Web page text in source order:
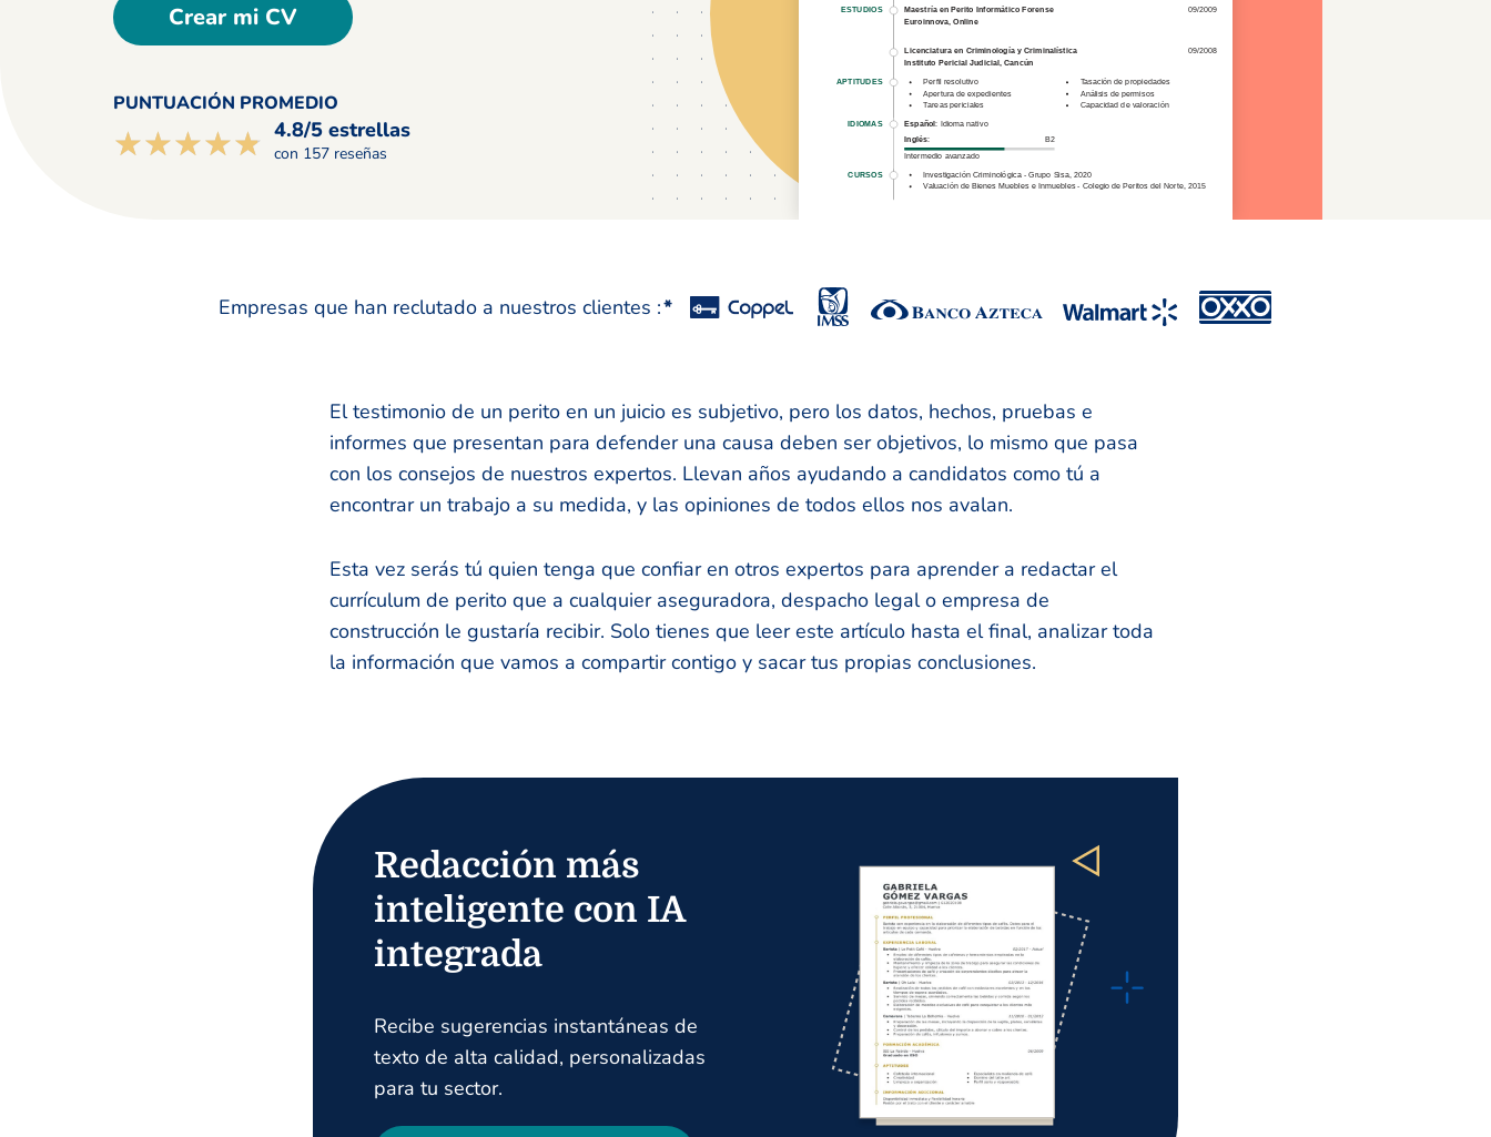
Crear mi CV
PUNTUACIÓN PROMEDIO
☆☆☆☆☆
★★★★★ 4.8/5 estrellas
con 157 reseñas
Empresas que han reclutado a nuestros clientes :*
El testimonio de un perito en un juicio es subjetivo, pero los datos, hechos, pruebas e
informes que presentan para defender una causa deben ser objetivos, lo mismo que pasa
con los consejos de nuestros expertos. Llevan años ayudando a candidatos como tú a
encontrar un trabajo a su medida, y las opiniones de todos ellos nos avalan.
Esta vez serás tú quien tenga que confiar en otros expertos para aprender a redactar el
currículum de perito que a cualquier aseguradora, despacho legal o empresa de
construcción le gustaría recibir. Solo tienes que leer este artículo hasta el final, analizar toda
la información que vamos a compartir contigo y sacar tus propias conclusiones.
Redacción más
inteligente con IA
integrada
Recibe sugerencias instantáneas de
texto de alta calidad, personalizadas
para tu sector.